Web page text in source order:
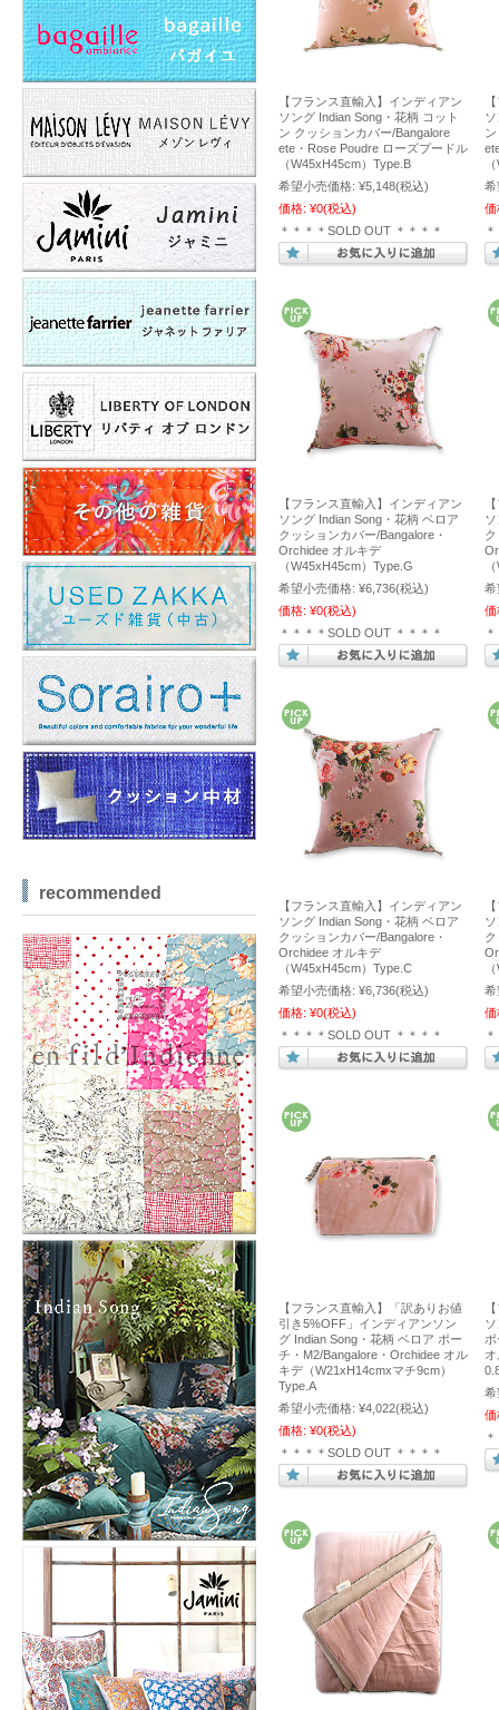
【フランス直輸入】インディアン
ソング Indian Song・花柄 コット
ン クッションカバー/Bangalore
ete・Rose Poudre ローズプードル
（W45xH45cm）Type.B
希望小売価格: ¥5,148(税込)
価格: ¥0(税込)
＊＊＊＊SOLD OUT ＊＊＊＊
希
価
【フランス直輸入】インディアン
ソング Indian Song・花柄 ベロア
クッションカバー/Bangalore・
Orchidee オルキデ
（W45xH45cm）Type.G
希望小売価格: ¥6,736(税込)
価格: ¥0(税込)
＊＊＊＊SOLD OUT ＊＊＊＊
希
価
【フランス直輸入】インディアン
ソング Indian Song・花柄 ベロア
クッションカバー/Bangalore・
Orchidee オルキデ
（W45xH45cm）Type.C
希望小売価格: ¥6,736(税込)
価格: ¥0(税込)
＊＊＊＊SOLD OUT ＊＊＊＊
希
価
【フランス直輸入】「訳ありお値
引き5%OFF」インディアンソン
グ Indian Song・花柄 ベロア ポー
チ・M2/Bangalore・Orchidee オル
キデ（W21xH14cmxマチ9cm）
Type.A
希望小売価格: ¥4,022(税込)
価格: ¥0(税込)
＊＊＊＊SOLD OUT ＊＊＊＊
希
価
recommended